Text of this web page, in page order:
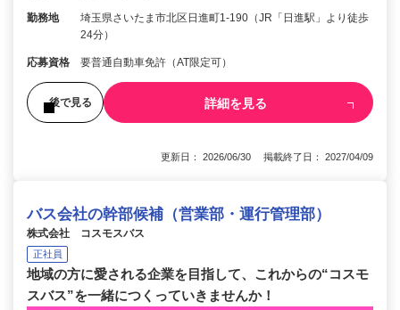
勤務地
埼玉県さいたま市北区日進町1-190（JR「日進駅」より徒歩
24分）
応募資格 要普通自動車免許（AT限定可）
後で見る 詳細を見る
更新日： 2026/06/30 掲載終了日： 2027/04/09
バス会社の幹部候補（営業部・運行管理部）
株式会社 コスモスバス
正社員
地域の方に愛される企業を目指して、これからの“コスモ
スバス”を一緒につくっていきませんか！